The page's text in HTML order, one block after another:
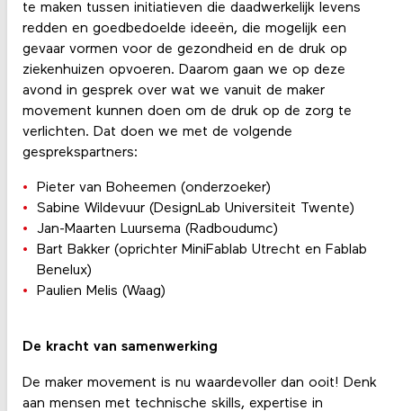
te maken tussen initiatieven die daadwerkelijk levens
redden en goedbedoelde ideeën, die mogelijk een
gevaar vormen voor de gezondheid en de druk op
ziekenhuizen opvoeren. Daarom gaan we op deze
avond in gesprek over wat we vanuit de maker
movement kunnen doen om de druk op de zorg te
verlichten. Dat doen we met de volgende
gesprekspartners:
Pieter van Boheemen (onderzoeker)
Sabine Wildevuur (DesignLab Universiteit Twente)
Jan-Maarten Luursema (Radboudumc)
Bart Bakker (oprichter MiniFablab Utrecht en Fablab
Benelux)
Paulien Melis (Waag)
De kracht van samenwerking
De maker movement is nu waardevoller dan ooit! Denk
aan mensen met technische skills, expertise in